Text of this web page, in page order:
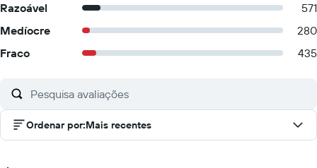
Razoável
571
Medíocre
280
Fraco
435
Ordenar por:Mais recentes